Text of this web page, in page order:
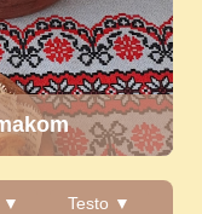
▼ Testo ▼